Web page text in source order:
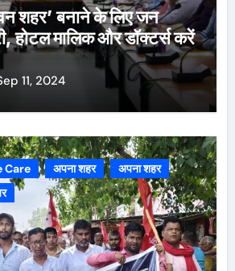
शहर’ बनाने के लिए जन
होटल मालिक और डॉक्टर्स करें
11, 2024
Care अपना शहर
अपना शहर